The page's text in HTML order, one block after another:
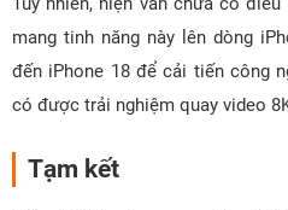
mang tinh năng này lên dòng
đến iPhone 18 để cải tiến công
có được trải nghiệm quay video
Tạm kết